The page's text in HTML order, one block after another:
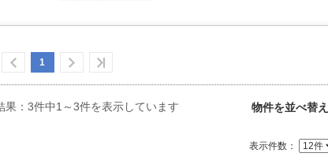
物件を並べ替え
1
表示件数：
果：3件中1～3件を表示しています